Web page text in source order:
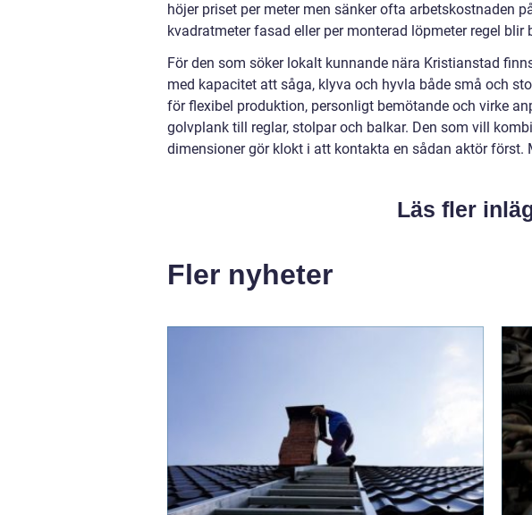
höjer priset per meter men sänker ofta arbetskostnaden
kvadratmeter fasad eller per monterad löpmeter regel
För den som söker lokalt kunnande nära Kristianstad
med kapacitet att såga, klyva och hyvla både små och
för flexibel produktion, personligt bemötande och virke
golvplank till reglar, stolpar och balkar. Den som vill
dimensioner gör klokt i att kontakta en sådan aktör först.
Läs fler
Fler nyheter